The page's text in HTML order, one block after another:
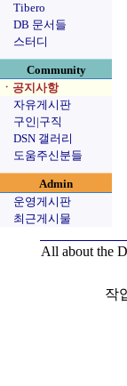
Tibero
DB 문서들
스터디
Community
ㆍ공지사항
자유게시판
구인|구직
DSN 갤러리
도움주신분들
Admin
운영게시판
최근게시물
All about the
작